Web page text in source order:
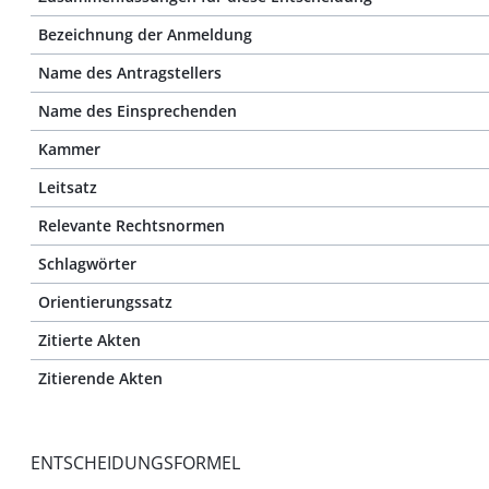
Bezeichnung der Anmeldung
Name des Antragstellers
Name des Einsprechenden
Kammer
Leitsatz
Relevante Rechtsnormen
Schlagwörter
Orientierungssatz
Zitierte Akten
Zitierende Akten
ENTSCHEIDUNGSFORMEL